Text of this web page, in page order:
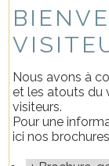
Nous avons à
et les atouts du
visiteurs.
Pour une
ici nos